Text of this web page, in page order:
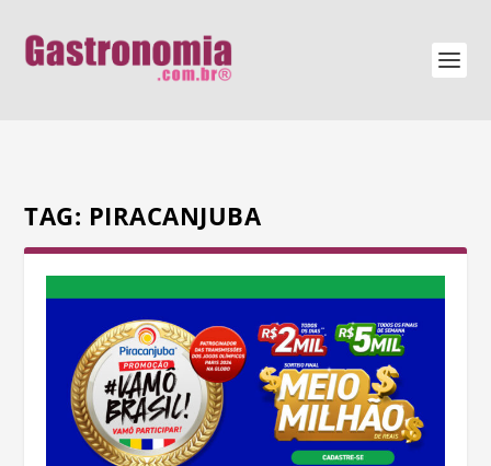
TAG: PIRACANJUBA